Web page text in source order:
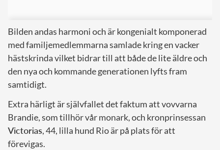
Bilden andas harmoni och är kongenialt komponerad
med familjemedlemmarna samlade kring en vacker
hästskrinda vilket bidrar till att både de lite äldre och
den nya och kommande generationen lyfts fram
samtidigt.
Extra härligt är självfallet det faktum att vovvarna
Brandie, som tillhör vår monark, och kronprinsessan
Victorias, 44, lilla hund Rio är på plats för att
förevigas.